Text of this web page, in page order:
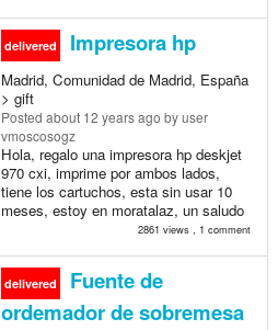
delivered Impresora hp
Madrid, Comunidad de Madrid, España
> gift
Posted about 12 years ago by user
vmoscosogz
Hola, regalo una impresora hp deskjet
970 cxi, imprime por ambos lados,
tiene los cartuchos, esta sin usar 10
meses, estoy en moratalaz, un saludo
2861 views , 1 comment
delivered
Fuente de
ordemador de sobremesa